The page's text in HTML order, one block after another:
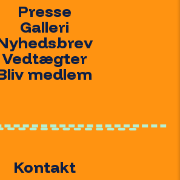
Presse
Galleri
Vedtægter
medlem
Kontakt